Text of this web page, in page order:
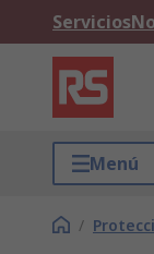
Servicios
Menú
/